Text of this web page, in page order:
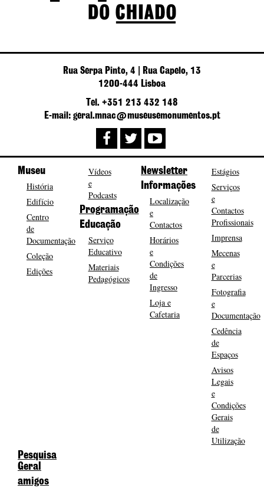
Rua Serpa Pinto, 4 | Rua Capelo, 13
1200-444 Lisboa
Tel. +351 213 432 148
E-mail: geral.mnac@museusemonumentos.pt
Museu
História
Edifício
Centro
de
Documentação
Coleção
Edições
Vídeos
e
Podcasts
Programação
Educação
Serviço
Educativo
Materiais
Pedagógicos
Newsletter
Informações
Localização
e
Contactos
Horários
e
Condições
de
Ingresso
Loja e
Cafetaria
Estágios
Serviços
e
Contactos
Profissionais
Imprensa
Mecenas
e
Parcerias
Fotografia
e
Documentação
Cedência
de
Espaços
Avisos
Legais
e
Condições
Gerais
de
Utilização
Pesquisa
Geral
amigos